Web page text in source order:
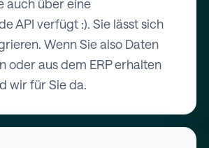
auch über eine
API verfügt :). Sie lässt sich
Wenn Sie also Daten
oder aus dem ERP erhalten
wir für Sie da.